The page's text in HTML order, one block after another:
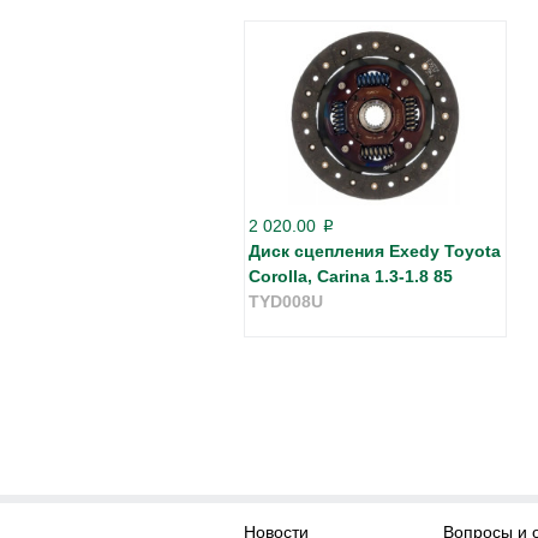
2 020.00 p
Диск сцепления Exedy Toyota
Corolla, Carina 1.3-1.8 85
TYD008U
Новости Вопросы и